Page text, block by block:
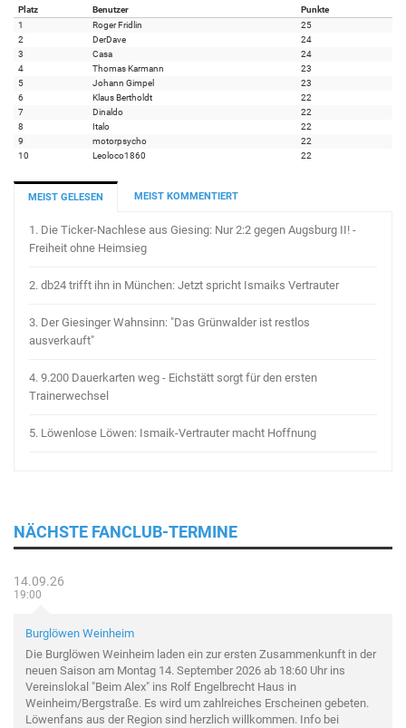
Platz Benutzer
Punkte
1
Roger Fridlin
25
2
DerDave
24
3
Casa
24
4
Thomas Karmann
23
5
Johann Gimpel
23
6
Klaus Bertholdt
22
7
Dinaldo
22
8
Italo
22
9
motorpsycho
22
10
Leoloco1860 22
MEIST GELESEN MEIST KOMMENTIERT
1. Die Ticker-Nachlese aus Giesing: Nur 2:2 gegen Augsburg II! -
Freiheit ohne Heimsieg
2. db24 trifft ihn in München: Jetzt spricht Ismaiks Vertrauter
3. Der Giesinger Wahnsinn: "Das Grünwalder ist restlos
ausverkauft"
4. 9.200 Dauerkarten weg - Eichstätt sorgt für den ersten
Trainerwechsel
5. Löwenlose Löwen: Ismaik-Vertrauter macht Hoffnung
NÄCHSTE FANCLUB-TERMINE
14.09.26
19:00
Burglöwen Weinheim
Die Burglöwen Weinheim laden ein zur ersten Zusammenkunft in der
neuen Saison am Montag 14. September 2026 ab 18:60 Uhr ins
Vereinslokal "Beim Alex" ins Rolf Engelbrecht Haus in
Weinheim/Bergstraße. Es wird um zahlreiches Erscheinen gebeten.
Löwenfans aus der Region sind herzlich willkommen. Info bei